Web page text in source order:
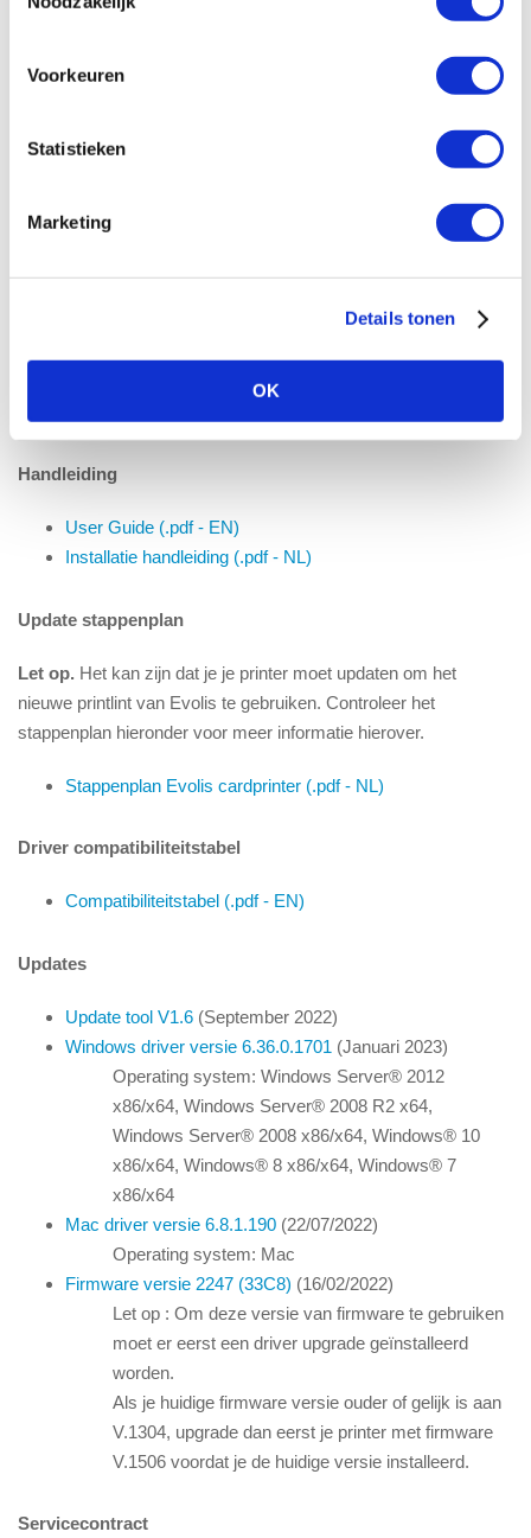
Voorkeuren
Statistieken
Marketing
Details tonen
OK
Specificaties
Extra informatie
Support
Handleiding
User Guide (.pdf - EN)
Installatie handleiding (.pdf - NL)
Update stappenplan
Let op. Het kan zijn dat je je printer moet updaten om het
nieuwe printlint van Evolis te gebruiken. Controleer het
stappenplan hieronder voor meer informatie hierover.
Stappenplan Evolis cardprinter (.pdf - NL)
Driver compatibiliteitstabel
Compatibiliteitstabel (.pdf - EN)
Updates
Update tool V1.6 (September 2022)
Windows driver versie 6.36.0.1701 (Januari 2023)
Operating system: Windows Server® 2012
x86/x64, Windows Server® 2008 R2 x64,
Windows Server® 2008 x86/x64, Windows® 10
x86/x64, Windows® 8 x86/x64, Windows® 7
x86/x64
Mac driver versie 6.8.1.190 (22/07/2022)
Operating system: Mac
Firmware versie 2247 (33C8) (16/02/2022)
Let op : Om deze versie van firmware te gebruiken
moet er eerst een driver upgrade geïnstalleerd
worden.
Als je huidige firmware versie ouder of gelijk is aan
V.1304, upgrade dan eerst je printer met firmware
V.1506 voordat je de huidige versie installeerd.
Servicecontract